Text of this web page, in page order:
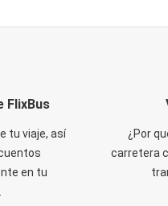
FlixBus
tu viaje, así
en tu
¿Por
carretera